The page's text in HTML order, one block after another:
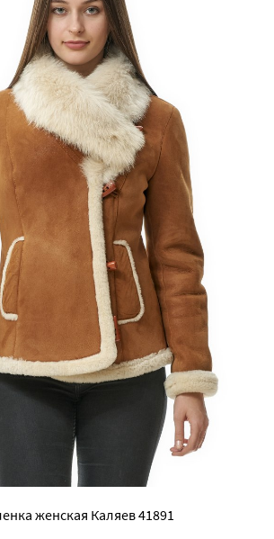
женская Каляев 41891